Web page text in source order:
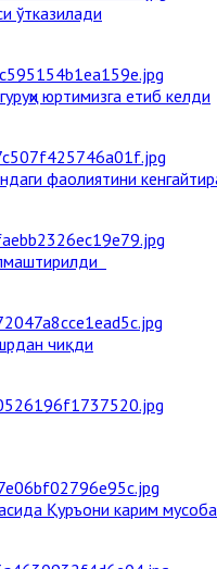
ўтказилади
юртимизга етиб келди
фаолиятини
чиқди
Қуръони карим